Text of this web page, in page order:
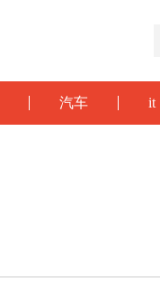
汽车 it